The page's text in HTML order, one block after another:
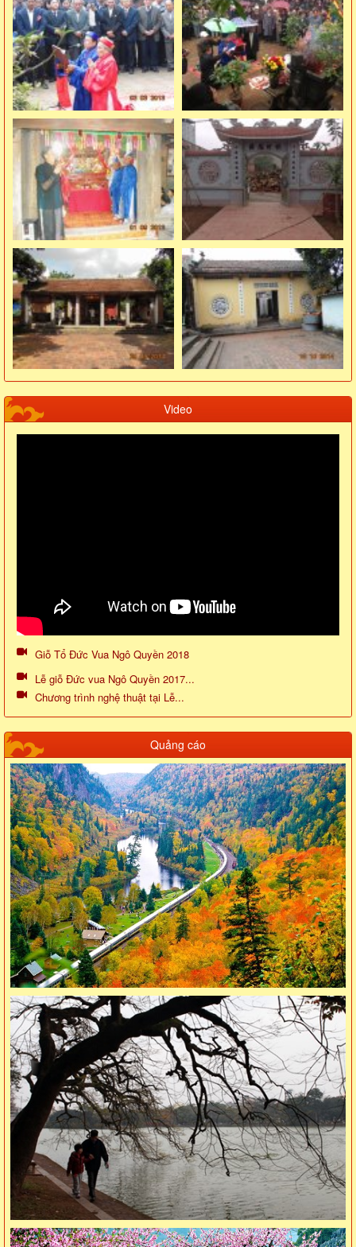
Video
Giỗ Tổ Đức Vua Ngô Quyền 2018
Lễ giỗ Đức vua Ngô Quyền 2017...
Chương trình nghệ thuật tại Lễ...
Quảng cáo